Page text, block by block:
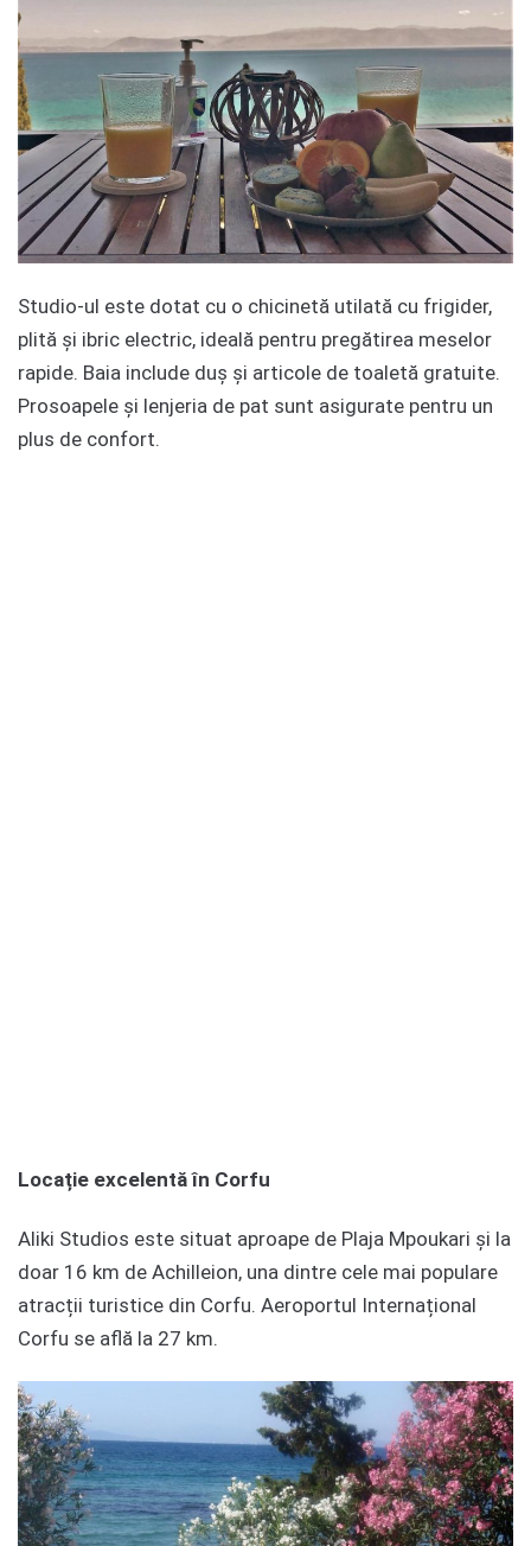
Studio-ul este dotat cu o chicinetă utilată cu frigider,
plită și ibric electric, ideală pentru pregătirea meselor
rapide. Baia include duș și articole de toaletă gratuite.
Prosoapele și lenjeria de pat sunt asigurate pentru un
plus de confort.
Locație excelentă în Corfu
Aliki Studios este situat aproape de Plaja Mpoukari și la
doar 16 km de Achilleion, una dintre cele mai populare
atracții turistice din Corfu. Aeroportul Internațional
Corfu se află la 27 km.